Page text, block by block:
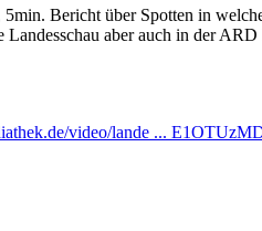
Bericht über Spotten in
aber auch in der
video/lande ...